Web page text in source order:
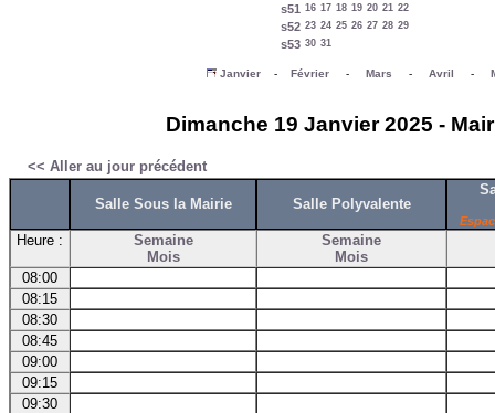
s51 16 17 18 19 20 21 22
s52 23 24 25 26 27 28 29
s53 30 31
Janvier- Février- Mars - Avril -
Dimanche 19 Janvier 2025 -
<< Aller au jour précédent
Salle Sous la Mairie Salle Polyvalente
Heure :
Semaine
Mois
Semaine
Mois
08:00
08:15
08:30
08:45
09:00
09:15
09:30